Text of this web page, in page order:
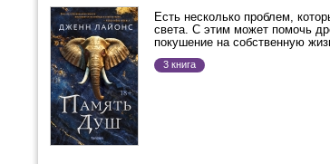
Есть несколько проблем,
света. С этим может помочь
покушение на собственную
3 книга